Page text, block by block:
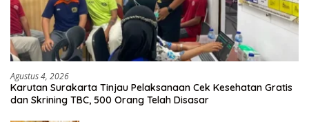
Agustus 4, 2026
Karutan Surakarta Tinjau Pelaksanaan Cek Kesehatan Gratis
dan Skrining TBC, 500 Orang Telah Disasar